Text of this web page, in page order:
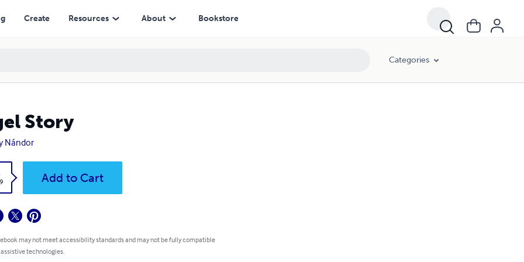
Create Resources About Bookstore
Categories
Story
Nándor
Add to Cart
may not meet accessibility standards and may not be fully compatible
technologies.